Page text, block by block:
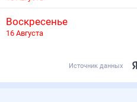
Воскресенье
16 Августа
Источник данных